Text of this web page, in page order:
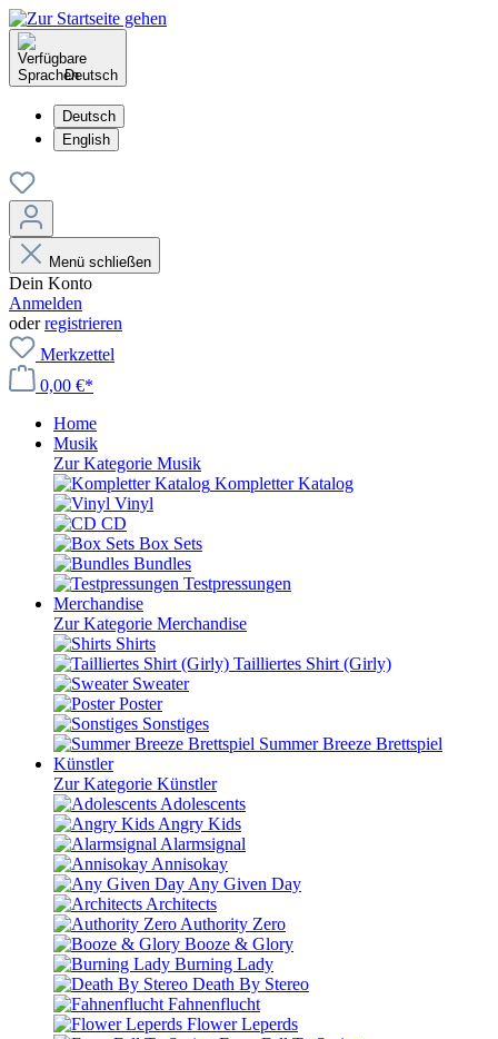
Deutsch
Deutsch
English
Menü schließen
Dein Konto
Anmelden
oderregistrieren
Merkzettel
0,00 €*
Home
Musik
Zur Kategorie Musik
Kompletter Katalog
Vinyl
CD
Box Sets
Bundles
Testpressungen
Merchandise
Zur Kategorie Merchandise
Shirts
Tailliertes Shirt (Girly)
Sweater
Poster
Sonstiges
Summer Breeze Brettspiel
Künstler
Zur Kategorie Künstler
Adolescents
Angry Kids
Alarmsignal
Annisokay
Any Given Day
Architects
Authority Zero
Booze & Glory
Burning Lady
Death By Stereo
Fahnenflucht
Flower Leperds